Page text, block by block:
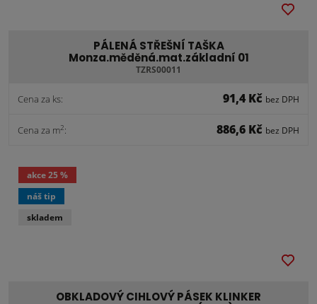
PÁLENÁ STŘEŠNÍ TAŠKA
Monza.měděná.mat.základní 01
TZRS00011
Cena za ks: 91,4 Kč bez DPH
Cena za m2: 886,6 Kč bez DPH
OBKLADOVÝ CIHLOVÝ PÁSEK KLINKER
akce25 %
náš tip
skladem